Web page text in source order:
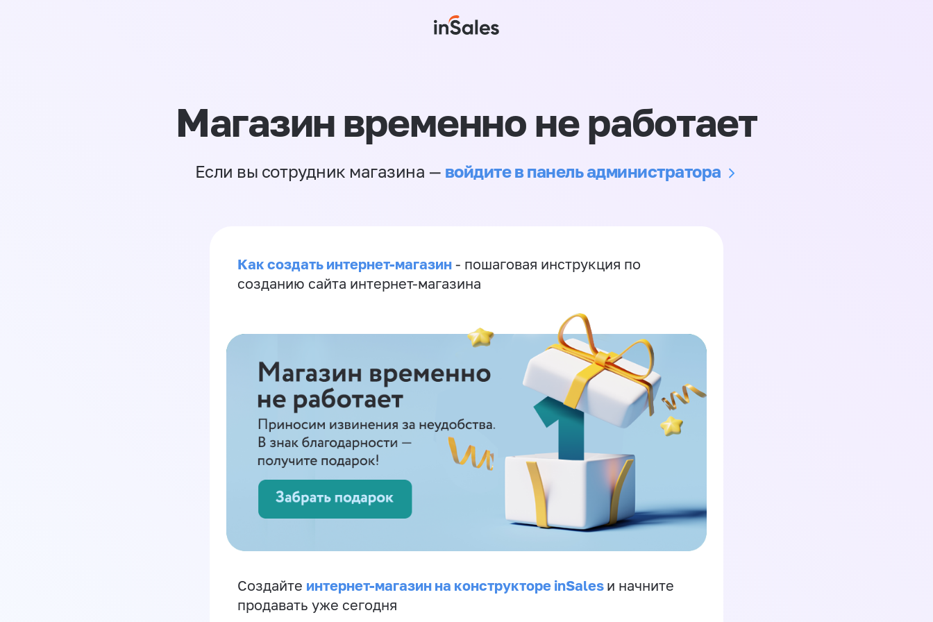
Магазин временно не работает
Если вы сотрудник магазина — войдите в панель администратора
Как создать интернет-магазин - пошаговая инструкция по
созданию сайта интернет-магазина
Создайте интернет-магазин на конструкторе inSales и начните
продавать уже сегодня